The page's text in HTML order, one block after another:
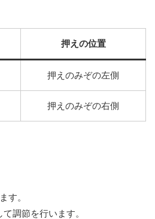
押えの位置
押えのみぞの左側
押えのみぞの右側
す。
調節を行います。